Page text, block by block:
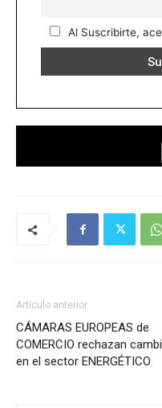
Al Suscribirte,
Artículo anterior
CÁMARAS EUROPEAS de
COMERCIO rechazan
en el sector ENERGÉTICO